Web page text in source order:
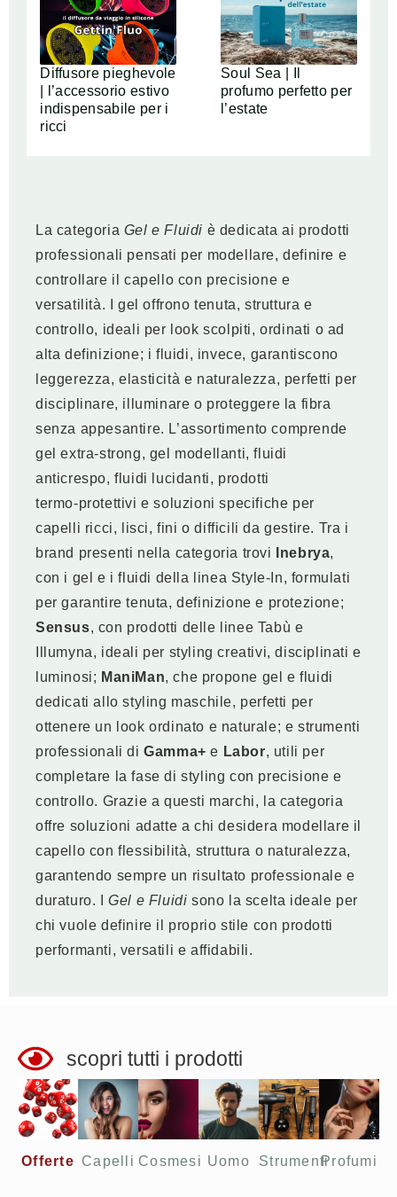
Diffusore pieghevole
| l’accessorio estivo
indispensabile per i
ricci
Soul Sea | Il
profumo perfetto per
l’estate
La categoria Gel e Fluidi è dedicata ai prodotti
professionali pensati per modellare, definire e
controllare il capello con precisione e
versatilità. I gel offrono tenuta, struttura e
controllo, ideali per look scolpiti, ordinati o ad
alta definizione; i fluidi, invece, garantiscono
leggerezza, elasticità e naturalezza, perfetti per
disciplinare, illuminare o proteggere la fibra
senza appesantire. L’assortimento comprende
gel extra‑strong, gel modellanti, fluidi
anticrespo, fluidi lucidanti, prodotti
termo‑protettivi e soluzioni specifiche per
capelli ricci, lisci, fini o difficili da gestire. Tra i
brand presenti nella categoria trovi
Inebrya,
con i gel e i fluidi della linea Style‑In, formulati
per garantire tenuta, definizione e protezione;
Sensus, con prodotti delle linee Tabù e
Illumyna, ideali per styling creativi, disciplinati e
luminosi; ManiMan, che propone gel e fluidi
dedicati allo styling maschile, perfetti per
ottenere un look ordinato e naturale; e strumenti
professionali diGamma+ e Labor, utili per
completare la fase di styling con precisione e
controllo. Grazie a questi marchi, la categoria
offre soluzioni adatte a chi desidera modellare il
capello con flessibilità, struttura o naturalezza,
garantendo sempre un risultato professionale e
duraturo. IGel e Fluidi sono la scelta ideale per
chi vuole definire il proprio stile con prodotti
performanti, versatili e affidabili.
scopri tutti i prodotti
Offerte​ Capelli Cosmesi Uomo StrumentiProfumi